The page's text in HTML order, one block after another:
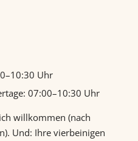
Uhr
07:00–10:30 Uhr
willkommen (nach
Und: Ihre vierbeinigen